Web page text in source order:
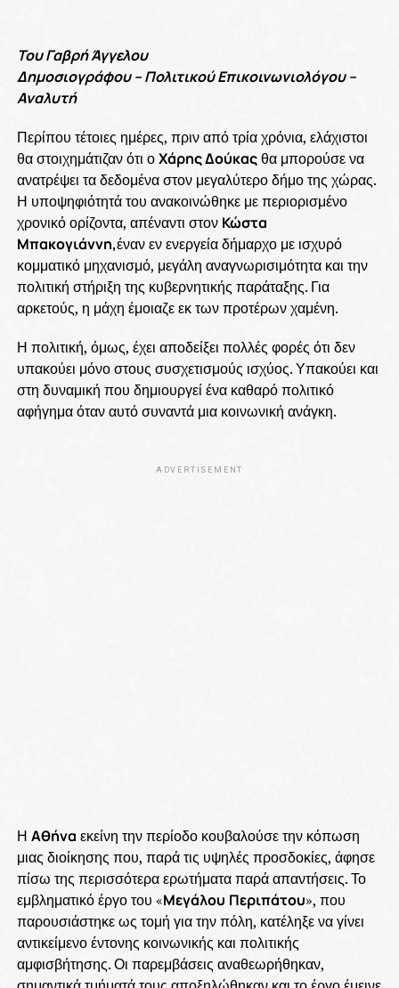
Του Γαβρή Άγγελου
Δημοσιογράφου – Πολιτικού Επικοινωνιολόγου –
Αναλυτή
Περίπου τέτοιες ημέρες, πριν από τρία χρόνια, ελάχιστοι
θα στοιχημάτιζαν ότι οΧάρης Δούκαςθα μπορούσε να
ανατρέψει τα δεδομένα στον μεγαλύτερο δήμο της χώρας.
Η υποψηφιότητά του ανακοινώθηκε με περιορισμένο
χρονικό ορίζοντα, απέναντι στον Κώστα
Μπακογιάννη,έναν εν ενεργεία δήμαρχο με ισχυρό
κομματικό μηχανισμό, μεγάλη αναγνωρισιμότητα και την
πολιτική στήριξη της κυβερνητικής παράταξης. Για
αρκετούς, η μάχη έμοιαζε εκ των προτέρων χαμένη.
Η πολιτική, όμως, έχει αποδείξει πολλές φορές ότι δεν
υπακούει μόνο στους συσχετισμούς ισχύος. Υπακούει και
στη δυναμική που δημιουργεί ένα καθαρό πολιτικό
αφήγημα όταν αυτό συναντά μια κοινωνική ανάγκη.
ADVERTISEMENT
Η Αθήνα εκείνη την περίοδο κουβαλούσε την κόπωση
μιας διοίκησης που, παρά τις υψηλές προσδοκίες, άφησε
πίσω της περισσότερα ερωτήματα παρά απαντήσεις. Το
εμβληματικό έργο του «Μεγάλου Περιπάτου», που
παρουσιάστηκε ως τομή για την πόλη, κατέληξε να γίνει
αντικείμενο έντονης κοινωνικής και πολιτικής
αμφισβήτησης. Οι παρεμβάσεις αναθεωρήθηκαν,